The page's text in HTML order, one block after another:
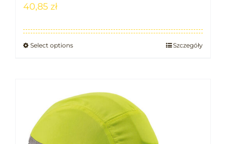
40,85 zł
Select options Szczegóły